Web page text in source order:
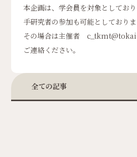
全ての記事
本企画は、学会員を対象としてお
手研究者の参加も可能としておりま
その場合は主催者
ご連絡ください。